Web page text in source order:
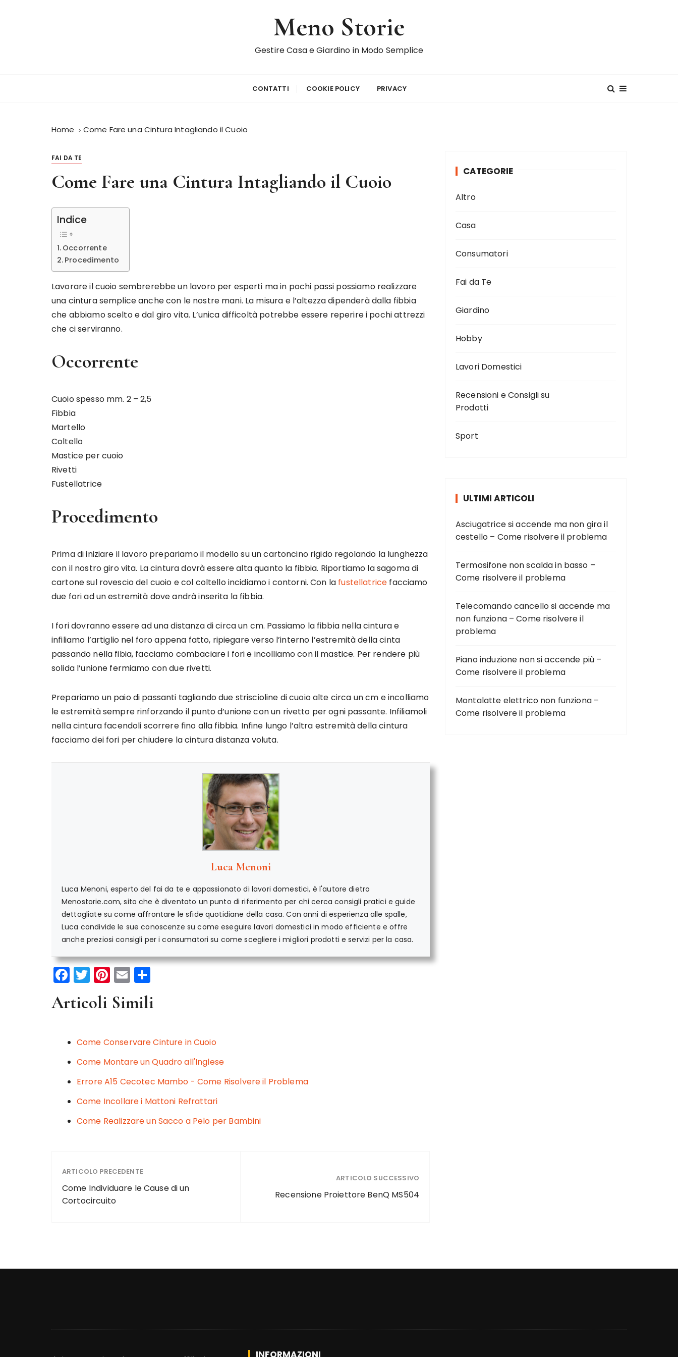
Meno Storie
Gestire Casa e Giardino in Modo Semplice
CONTATTI COOKIE POLICY PRIVACY
Home Come Fare una Cintura Intagliando il Cuoio
FAI DA TE
Come Fare una Cintura Intagliando il Cuoio
Indice
Occorrente
Procedimento
Lavorare il cuoio sembrerebbe un lavoro per esperti ma in pochi passi possiamo realizzare
una cintura semplice anche con le nostre mani. La misura e l’altezza dipenderà dalla fibbia
che abbiamo scelto e dal giro vita. L’unica difficoltà potrebbe essere reperire i pochi attrezzi
che ci serviranno.
Occorrente
Cuoio spesso mm. 2 – 2,5
Fibbia
Martello
Coltello
Mastice per cuoio
Rivetti
Fustellatrice
Procedimento
Prima di iniziare il lavoro prepariamo il modello su un cartoncino rigido regolando la lunghezza
con il nostro giro vita. La cintura dovrà essere alta quanto la fibbia. Riportiamo la sagoma di
cartone sul rovescio del cuoio e col coltello incidiamo i contorni. Con la fustellatrice facciamo
due fori ad un estremità dove andrà inserita la fibbia.
I fori dovranno essere ad una distanza di circa un cm. Passiamo la fibbia nella cintura e
infiliamo l’artiglio nel foro appena fatto, ripiegare verso l’interno l’estremità della cinta
passando nella fibia, facciamo combaciare i fori e incolliamo con il mastice. Per rendere più
solida l’unione fermiamo con due rivetti.
Prepariamo un paio di passanti tagliando due striscioline di cuoio alte circa un cm e incolliamo
le estremità sempre rinforzando il punto d’unione con un rivetto per ogni passante. Infiliamoli
nella cintura facendoli scorrere fino alla fibbia. Infine lungo l’altra estremità della cintura
facciamo dei fori per chiudere la cintura distanza voluta.
Luca Menoni
Luca Menoni, esperto del fai da te e appassionato di lavori domestici, è l'autore dietro
Menostorie.com, sito che è diventato un punto di riferimento per chi cerca consigli pratici e guide
dettagliate su come affrontare le sfide quotidiane della casa. Con anni di esperienza alle spalle,
Luca condivide le sue conoscenze su come eseguire lavori domestici in modo efficiente e offre
anche preziosi consigli per i consumatori su come scegliere i migliori prodotti e servizi per la casa.
F
a
c
b
o
o
k
T
w
it
r
Pi
n
te
st
E
m
ai
o
n
vi
di
Articoli Simili
Come Conservare Cinture in Cuoio
Come Montare un Quadro all'Inglese
Errore A15 Cecotec Mambo - Come Risolvere il Problema
Come Incollare i Mattoni Refrattari
Come Realizzare un Sacco a Pelo per Bambini
ARTICOLO PRECEDENTE
Come Individuare le Cause di un
Cortocircuito
ARTICOLO SUCCESSIVO
Recensione Proiettore BenQ MS504
CATEGORIE
Altro
Casa
Consumatori
Fai da Te
Giardino
Hobby
Lavori Domestici
Recensioni e Consigli su
Prodotti
Sport
ULTIMI ARTICOLI
Asciugatrice si accende ma non gira il
cestello – Come risolvere il problema
Termosifone non scalda in basso –
Come risolvere il problema
Telecomando cancello si accende ma
non funziona – Come risolvere il
problema
Piano induzione non si accende più –
Come risolvere il problema
Montalatte elettrico non funziona –
Come risolvere il problema
INFORMAZIONI